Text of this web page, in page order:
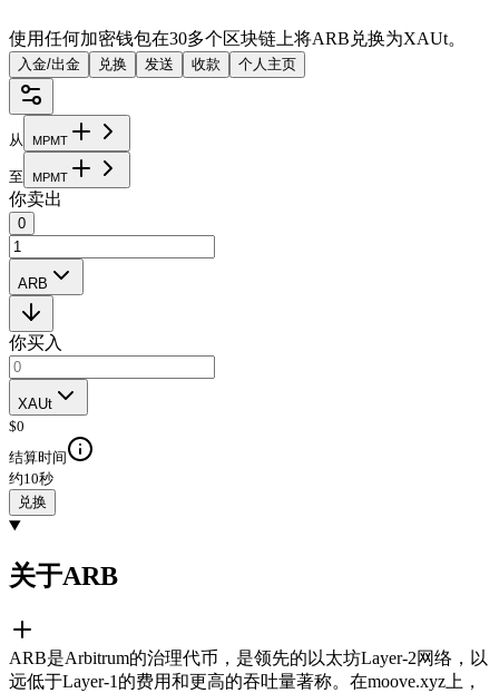
使用任何加密钱包在30多个区块链上将ARB兑换为XAUt。
入金/出金 兑换 发送 收款 个人主页
从 MPMT
至 MPMT
你卖出
0
ARB
你买入
XAUt
$0
结算时间
约10秒
兑换
关于ARB
ARB是Arbitrum的治理代币，是领先的以太坊Layer-2网络，以
远低于Layer-1的费用和更高的吞吐量著称。在moove.xyz上，